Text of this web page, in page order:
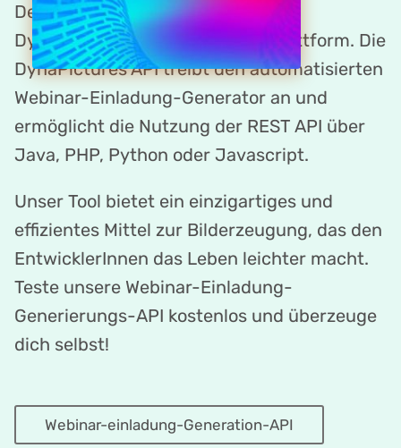
Der Webinar-Einladung-Maker von
DynaPictures ist eine API-first Plattform. Die
DynaPictures API treibt den automatisierten
Webinar-Einladung-Generator an und
ermöglicht die Nutzung der REST API über
Java, PHP, Python oder Javascript.
Unser Tool bietet ein einzigartiges und
effizientes Mittel zur Bilderzeugung, das den
EntwicklerInnen das Leben leichter macht.
Teste unsere Webinar-Einladung-
Generierungs-API kostenlos und überzeuge
dich selbst!
Webinar-einladung-Generation-API